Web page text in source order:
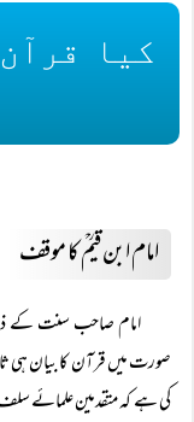
کیا
امام ابن قیمؒ کا موقف
امام صاحب سنت کے
صورت میں قرآن کا بیان ہی
کی ہے کہ متقدمین علمائے سلف